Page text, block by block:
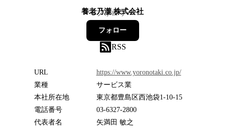
養老乃瀧 株式会社
9フォロワー
フォロー
RSS
URL
https://www.yoronotaki.co.jp/
業種
サービス業
本社所在地
東京都豊島区西池袋1-10-15
電話番号
03-6327-2800
代表者名
矢満田 敏之